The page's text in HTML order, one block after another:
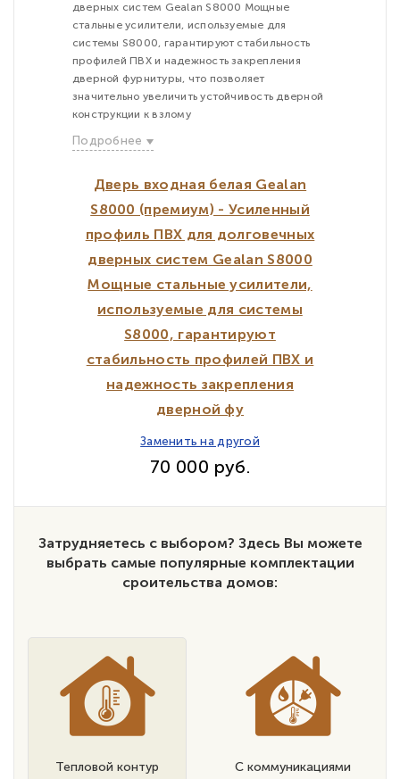
дверных систем Gealan S8000 Мощные
стальные усилители, используемые для
системы S8000, гарантируют стабильность
профилей ПВХ и надежность закрепления
дверной фурнитуры, что позволяет
значительно увеличить устойчивость дверной
конструкции к взлому
Подробнее
Дверь входная белая Gealan
S8000 (премиум) - Усиленный
профиль ПВХ для долговечных
дверных систем Gealan S8000
Мощные стальные усилители,
используемые для системы
S8000, гарантируют
стабильность профилей ПВХ и
надежность закрепления
дверной фу
Заменить на другой
70 000 руб.
Затрудняетесь с выбором? Здесь Вы можете
выбрать самые популярные комплектации
сроительства домов:
Тепловой контур С коммуникациями